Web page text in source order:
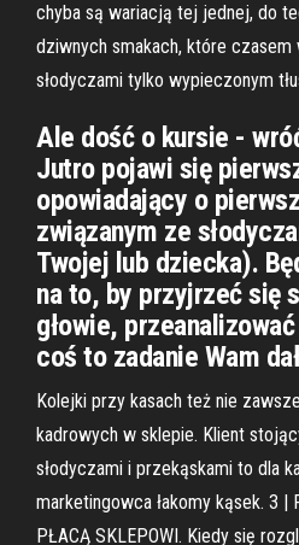
chyba są wariacją tej jednej, do
dziwnych smakach, które czasem
słodyczami tylko wypieczonym
Ale dość o kursie -
Jutro pojawi się
opowiadający o
związanym ze
Twojej lub dziecka).
na to, by przyjrzeć się
głowie,
coś to zadanie Wam
Kolejki przy kasach też nie
kadrowych w sklepie. Klient
słodyczami i przekąskami to dla
marketingowca łakomy kąsek. 3 |
PŁACĄ SKLEPOWI. Kiedy się